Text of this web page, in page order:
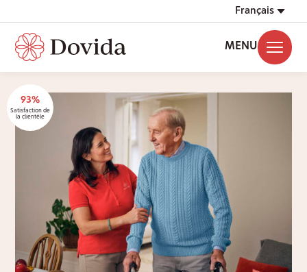
Français
MENU
93%
Satisfaction de
la clientèle